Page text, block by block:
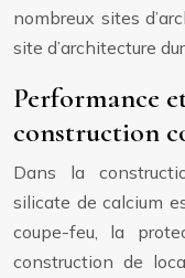
nombreux sites
site d’architecture
Performance
construction
Dans la
silicate de calcium
coupe-feu, la
construction de